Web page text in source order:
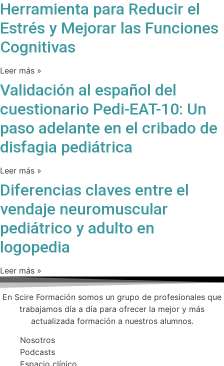
Herramienta para Reducir el
Estrés y Mejorar las Funciones
Cognitivas
Leer más »
Validación al español del
cuestionario Pedi-EAT-10: Un
paso adelante en el cribado de
disfagia pediátrica
Leer más »
Diferencias claves entre el
vendaje neuromuscular
pediátrico y adulto en
logopedia
Leer más »
En Scire Formación somos un grupo de profesionales que
trabajamos día a día para ofrecer la mejor y más
actualizada formación a nuestros alumnos.
Nosotros
Podcasts
Espacio clínico